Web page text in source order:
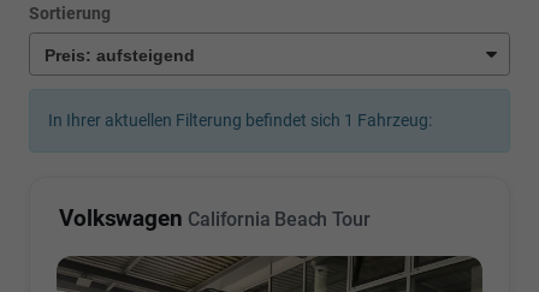
Sortierung
In Ihrer aktuellen Filterung befindet sich 1 Fahrzeug:
Volkswagen California Beach Tour